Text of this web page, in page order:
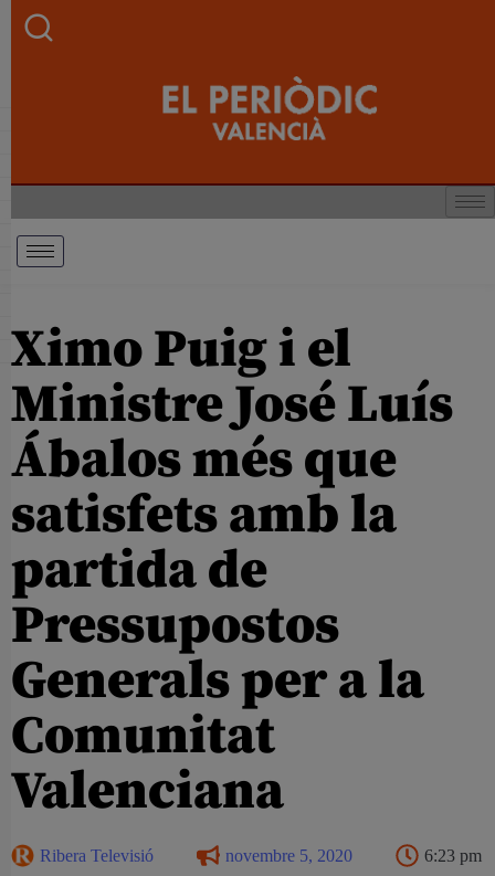
Ximo Puig i el
Ministre José Luís
Ábalos més que
satisfets amb la
partida de
Pressupostos
Generals per a la
Comunitat
Valenciana
Ribera Televisió novembre 5, 2020 6:23 pm